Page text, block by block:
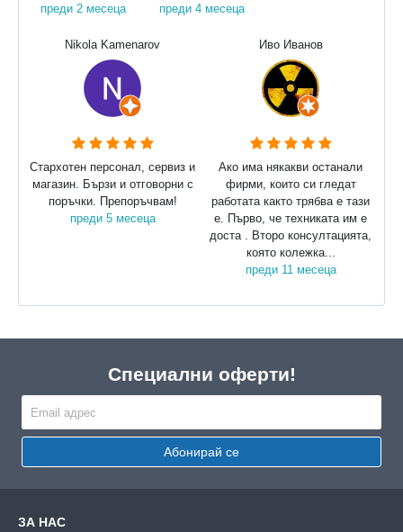
преди 2 месеца
преди 4 месеца
Nikola Kamenarov
Стархотен персонал, сервиз и
магазин. Бързи и отговорни с
поръчки. Препоръчвам!
преди 5 месеца
Иво Иванов
Ако има някакви останали
фирми, които си гледат
работата както трябва е тази
е. Първо, че техниката им е
доста . Второ консултацията,
която колежка...
преди 11 месеца
Специални оферти!
Абонирай се
ЗА НАС